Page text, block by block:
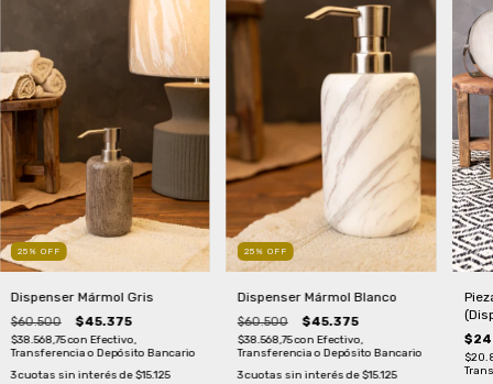
25 % OFF
Dispenser Mármol Gris
$60.500 $45.375
$38.568,75con Efectivo,
Transferencia o Depósito Bancario
3cuotas sin interés de$15.125
25 % OFF
Dispenser Mármol Blanco
$60.500 $45.375
$38.568,75con Efectivo,
Transferencia o Depósito Bancario
3cuotas sin interés de$15.125